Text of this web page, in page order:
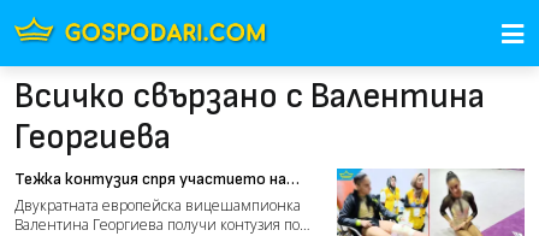
Всичко свързано с Валентина
Георгиева
Тежка контузия спря участието на
шампионката Валентина Георгиева на
световното в Джакарта
Двукратната европейска вицешампионка
Валентина Георгиева получи контузия по